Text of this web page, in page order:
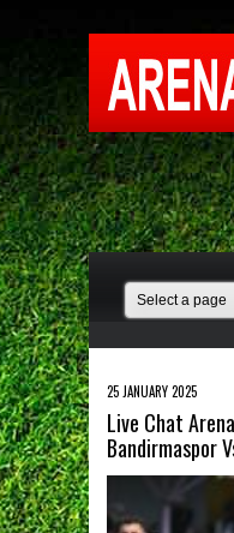
25 JANUARY 2025
Live Chat
Bandirmaspor